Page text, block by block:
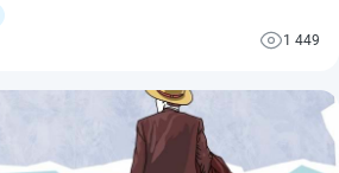
трудовых отношений в
исков и замечаний со
1 449